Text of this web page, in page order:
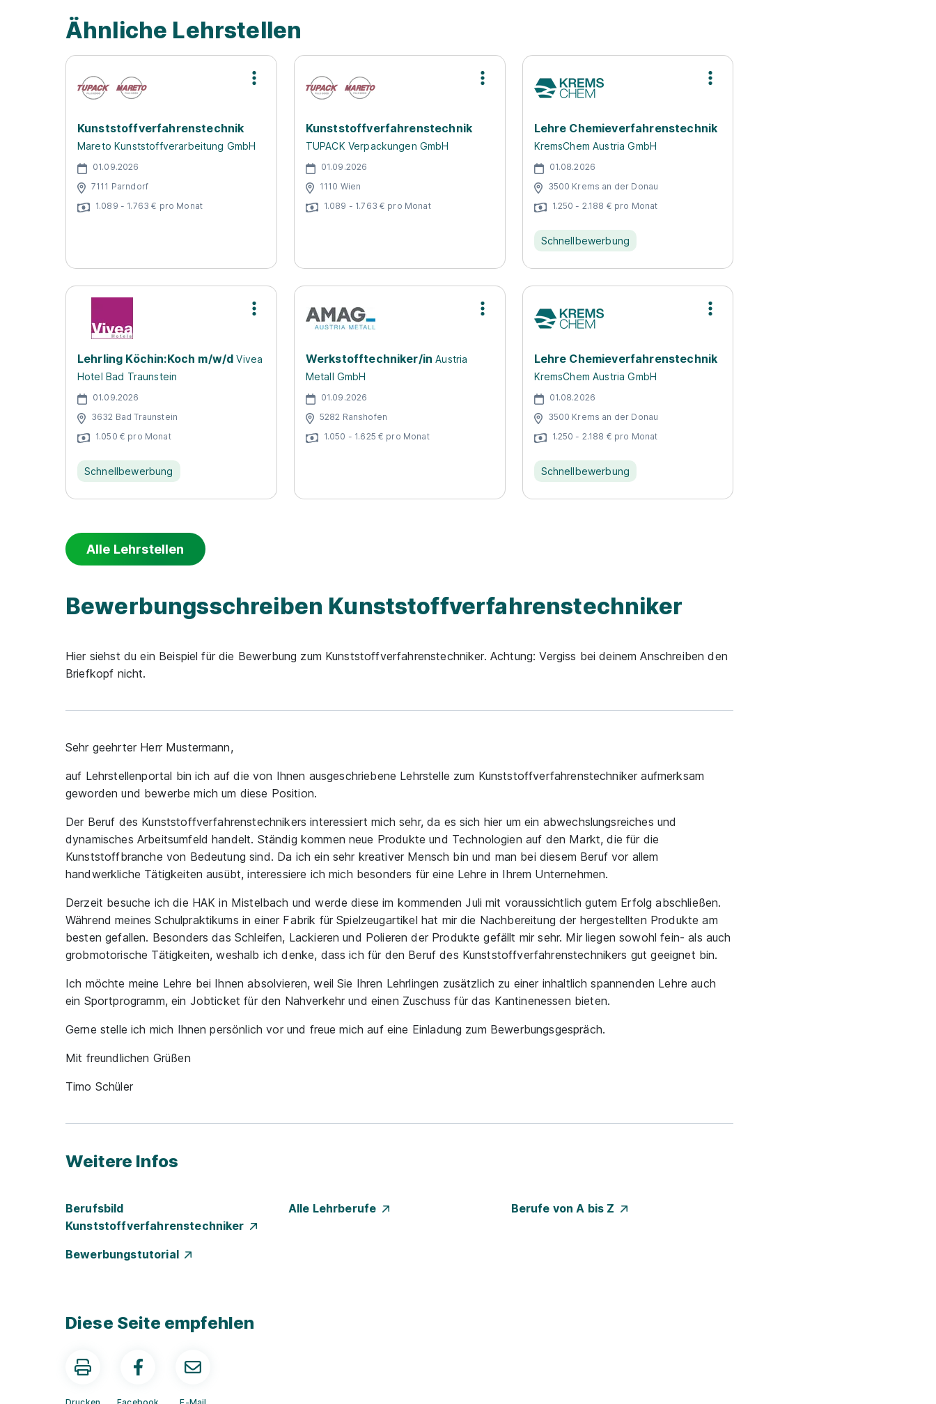
Ähnliche Lehrstellen
Kunststoffverfahrenstechnik
Mareto Kunststoffverarbeitung GmbH
01.09.2026
7111 Parndorf
1.089 - 1.763 € pro Monat
Kunststoffverfahrenstechnik
TUPACK Verpackungen GmbH
01.09.2026
1110 Wien
1.089 - 1.763 € pro Monat
Lehre Chemieverfahrenstechnik
KremsChem Austria GmbH
01.08.2026
3500 Krems an der Donau
1.250 - 2.188 € pro Monat
Schnellbewerbung
Lehrling Köchin:Koch m/w/d Vivea
Hotel Bad Traunstein
01.09.2026
3632 Bad Traunstein
1.050 € pro Monat
Schnellbewerbung
Werkstofftechniker/in Austria
Metall GmbH
01.09.2026
5282 Ranshofen
1.050 - 1.625 € pro Monat
Lehre Chemieverfahrenstechnik
KremsChem Austria GmbH
01.08.2026
3500 Krems an der Donau
1.250 - 2.188 € pro Monat
Schnellbewerbung
Alle Lehrstellen
Bewerbungsschreiben Kunststoffverfahrenstechniker
Hier siehst du ein Beispiel für die Bewerbung zum Kunststoffverfahrenstechniker. Achtung: Vergiss bei deinem Anschreiben den
Briefkopf nicht.
Sehr geehrter Herr Mustermann,
auf Lehrstellenportal bin ich auf die von Ihnen ausgeschriebene Lehrstelle zum Kunststoffverfahrenstechniker aufmerksam
geworden und bewerbe mich um diese Position.
Der Beruf des Kunststoffverfahrenstechnikers interessiert mich sehr, da es sich hier um ein abwechslungsreiches und
dynamisches Arbeitsumfeld handelt. Ständig kommen neue Produkte und Technologien auf den Markt, die für die
Kunststoffbranche von Bedeutung sind. Da ich ein sehr kreativer Mensch bin und man bei diesem Beruf vor allem
handwerkliche Tätigkeiten ausübt, interessiere ich mich besonders für eine Lehre in Ihrem Unternehmen.
Derzeit besuche ich die HAK in Mistelbach und werde diese im kommenden Juli mit voraussichtlich gutem Erfolg abschließen.
Während meines Schulpraktikums in einer Fabrik für Spielzeugartikel hat mir die Nachbereitung der hergestellten Produkte am
besten gefallen. Besonders das Schleifen, Lackieren und Polieren der Produkte gefällt mir sehr. Mir liegen sowohl fein- als auch
grobmotorische Tätigkeiten, weshalb ich denke, dass ich für den Beruf des Kunststoffverfahrenstechnikers gut geeignet bin.
Ich möchte meine Lehre bei Ihnen absolvieren, weil Sie Ihren Lehrlingen zusätzlich zu einer inhaltlich spannenden Lehre auch
ein Sportprogramm, ein Jobticket für den Nahverkehr und einen Zuschuss für das Kantinenessen bieten.
Gerne stelle ich mich Ihnen persönlich vor und freue mich auf eine Einladung zum Bewerbungsgespräch.
Mit freundlichen Grüßen
Timo Schüler
Weitere Infos
Berufsbild
Kunststoffverfahrenstechniker
Alle Lehrberufe Berufe von A bis Z
Bewerbungstutorial
Diese Seite empfehlen